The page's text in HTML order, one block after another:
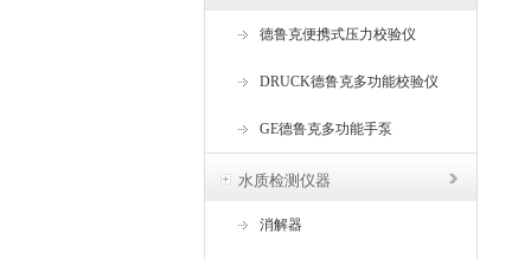
德鲁克便携式压力校验仪
DRUCK德鲁克多功能校验仪
GE德鲁克多功能手泵
水质检测仪器
消解器